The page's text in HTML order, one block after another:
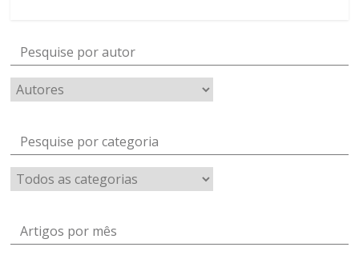
Pesquise por autor
Pesquise por categoria
Artigos por mês